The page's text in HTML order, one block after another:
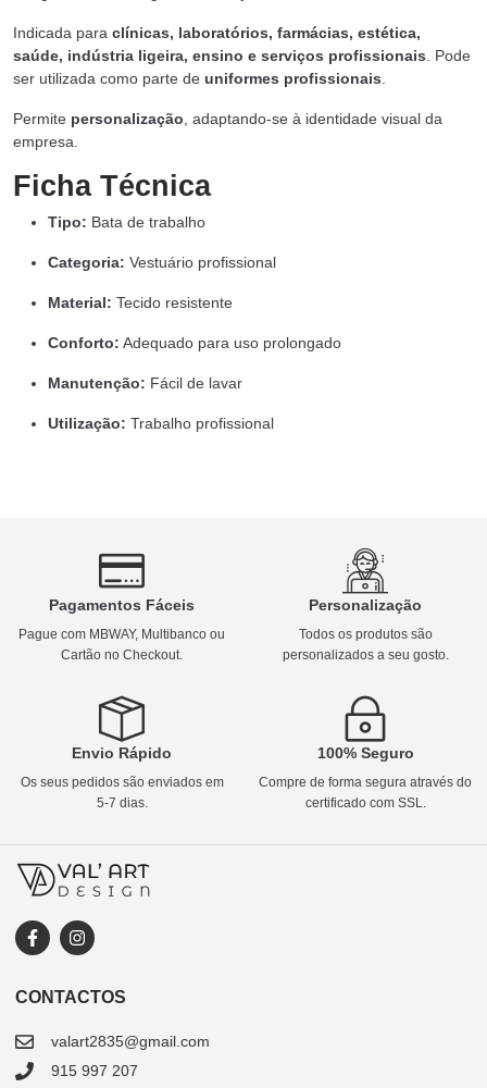
Indicada para clínicas, laboratórios, farmácias, estética,
saúde, indústria ligeira, ensino e serviços profissionais . Pode
ser utilizada como parte de uniformes profissionais
Permite personalização , adaptando-se à identidade visual da
empresa.
Ficha Técnica
Tipo: Bata de trabalho
Categoria: Vestuário profissional
Material: Tecido resistente
Conforto: Adequado para uso prolongado
Manutenção: Fácil de lavar
Utilização: Trabalho profissional
Pagamentos Fáceis
Pague com MBWAY, Multibanco ou
Cartão no Checkout.
Personalização
Todos os produtos são
personalizados a seu gosto.
Envio Rápido
Os seus pedidos são enviados em
5-7 dias.
100% Seguro
Compre de forma segura através do
certificado com SSL.
CONTACTOS
valart2835@gmail.com
915 997 207